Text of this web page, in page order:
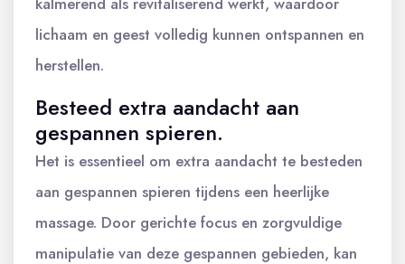
lichaam en geest volledig kunnen ontspannen en
herstellen.
Besteed extra aandacht aan
gespannen spieren.
Het is essentieel om extra aandacht te besteden
aan gespannen spieren tijdens een heerlijke
massage. Door gerichte focus en zorgvuldige
manipulatie van deze gespannen gebieden, kan